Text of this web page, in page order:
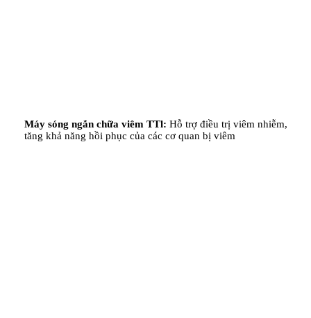
Máy sóng ngắn chữa viêm TTl: Hỗ trợ điều trị viêm nhiễm,
tăng khả năng hồi phục của các cơ quan bị viêm